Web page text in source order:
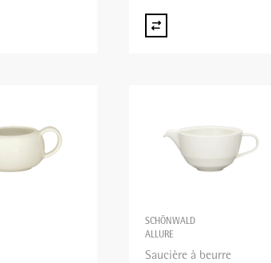
SCHÖNWALD
ALLURE
Saucière à beurre